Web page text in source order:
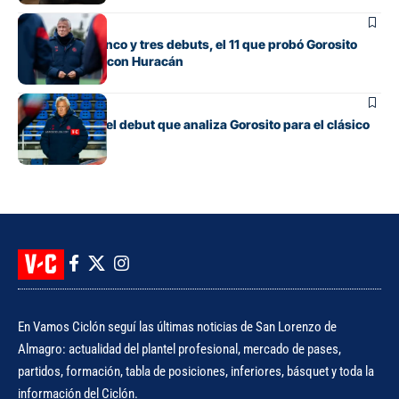
Fútbol
Con línea de cinco y tres debuts, el 11 que probó Gorosito
para el clásico con Huracán
Fútbol
Los cambios y el debut que analiza Gorosito para el clásico
con Huracán
En Vamos Ciclón seguí las últimas noticias de San Lorenzo de
Almagro: actualidad del plantel profesional, mercado de pases,
partidos, formación, tabla de posiciones, inferiores, básquet y toda la
información del Ciclón.